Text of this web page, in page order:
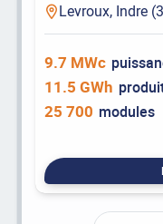
Levroux, Indre
9.7 MWc
11.5 GWh
25 700 modules